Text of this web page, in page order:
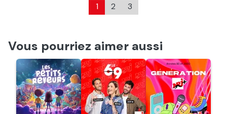
1 2 3
Vous pourriez aimer aussi